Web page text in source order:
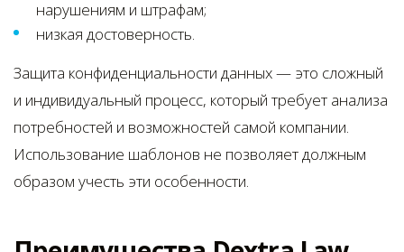
нарушениям и штрафам;
низкая достоверность.
Защита конфиденциальности данных — это сложный
и индивидуальный процесс, который требует анализа
потребностей и возможностей самой компании.
Использование шаблонов не позволяет должным
образом учесть эти особенности.